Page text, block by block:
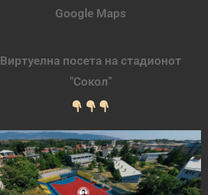
Google Maps
Виртуелна посета на стадионот
"Сокол"